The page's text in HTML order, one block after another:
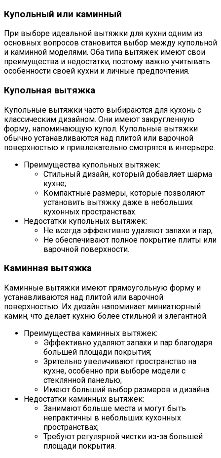
Купольный или каминный
При выборе идеальной вытяжки для кухни одним из
основных вопросов становится выбор между купольной
и каминной моделями. Оба типа вытяжек имеют свои
преимущества и недостатки, поэтому важно учитывать
особенности своей кухни и личные предпочтения.
Купольная вытяжка
Купольные вытяжки часто выбираются для кухонь с
классическим дизайном. Они имеют закругленную
форму, напоминающую купол. Купольные вытяжки
обычно устанавливаются над плитой или варочной
поверхностью и привлекательно смотрятся в интерьере.
Преимущества купольных вытяжек:
Стильный дизайн, который добавляет шарма
кухне;
Компактные размеры, которые позволяют
установить вытяжку даже в небольших
кухонных пространствах.
Недостатки купольных вытяжек:
Не всегда эффективно удаляют запахи и пар;
Не обеспечивают полное покрытие плиты или
варочной поверхности.
Каминная вытяжка
Каминные вытяжки имеют прямоугольную форму и
устанавливаются над плитой или варочной
поверхностью. Их дизайн напоминает миниатюрный
камин, что делает кухню более стильной и элегантной.
Преимущества каминных вытяжек:
Эффективно удаляют запахи и пар благодаря
большей площади покрытия;
Зрительно увеличивают пространство на
кухне, особенно при выборе модели с
стеклянной панелью;
Имеют больший выбор размеров и дизайна.
Недостатки каминных вытяжек:
Занимают больше места и могут быть
непрактичны в небольших кухонных
пространствах;
Требуют регулярной чистки из-за большей
площади покрытия.